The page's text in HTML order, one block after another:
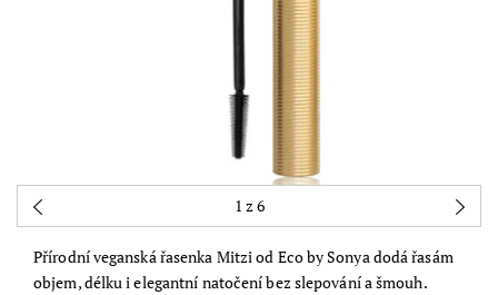
1 z 6
Přírodní veganská řasenka Mitzi od Eco by Sonyadodá řasám
objem, délku i elegantní natočení bez slepování a šmouh.